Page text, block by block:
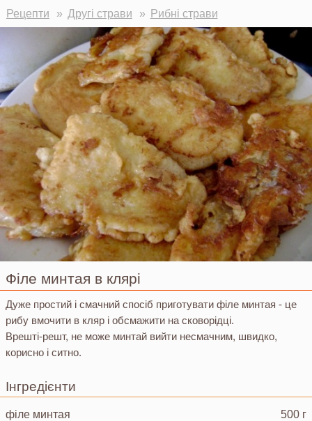
Ви тут
Рецепти Другі страви Рибні страви
Філе минтая в клярі
Дуже простий і смачний спосіб приготувати філе минтая - це
рибу вмочити в кляр і обсмажити на сковорідці.
Врешті-решт, не може минтай вийти несмачним, швидко,
корисно і ситно.
Інгредієнти
філе минтая
500 г